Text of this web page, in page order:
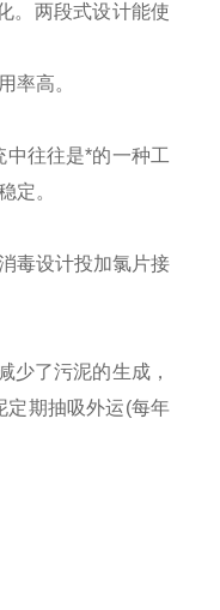
。两段式设计能使
率高。
往往是*的一种工
定。
毒设计投加氯片接
少了污泥的生成，
定期抽吸外运(每年